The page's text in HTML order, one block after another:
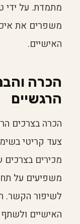
מתמדת. על ידי
משפרים את
האישיים.
הכרה
הרגשיים
הכרה בצרכים
צעד קריטי
מכירים בצרכים
משפיעים על
לשיפור הקשר.
האישיים ולשתף